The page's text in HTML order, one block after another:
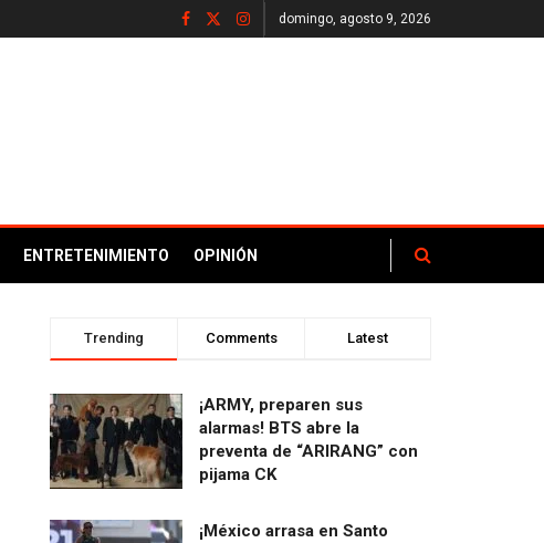
domingo, agosto 9, 2026
ENTRETENIMIENTO OPINIÓN
Trending Comments Latest
¡ARMY, preparen sus
alarmas! BTS abre la
preventa de “ARIRANG” con
pijama CK
¡México arrasa en Santo